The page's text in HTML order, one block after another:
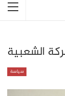
الشعبية
سياسة